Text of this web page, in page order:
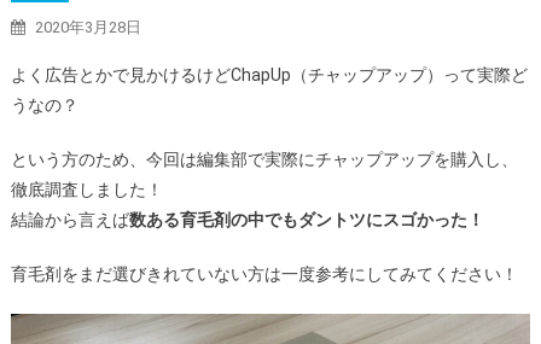
2020年3月28日
よく広告とかで見かけるけどChapUp（チャップアップ）って実際ど
うなの？
という方のため、今回は編集部で実際にチャップアップを購入し、
徹底調査しました！
結論から言えば数ある育毛剤の中でもダントツにスゴかった！
育毛剤をまだ選びきれていない方は一度参考にしてみてください！